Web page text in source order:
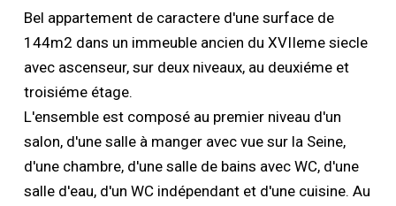
Bel appartement de caractere d'une surface de
144m2 dans un immeuble ancien du XVIIeme siecle
avec ascenseur, sur deux niveaux, au deuxiéme et
troisiéme étage.
L'ensemble est composé au premier niveau d'un
salon, d'une salle à manger avec vue sur la Seine,
d'une chambre, d'une salle de bains avec WC, d'une
salle d'eau, d'un WC indépendant et d'une cuisine. Au